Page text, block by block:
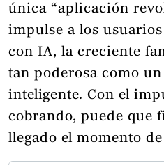
única “aplicación
impulse a los
con IA, la creciente
tan poderosa como
inteligente. Con el
cobrando, puede que
llegado el momento